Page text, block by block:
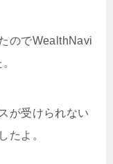
のでWealthNavi
が受けられない
たよ。